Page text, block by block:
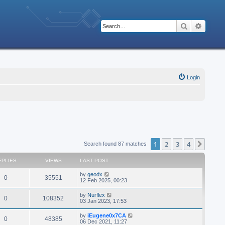
Search
Login
Search found 87 matches 1 2 3 4
VIEWS LAST POST
0 35551 by geodx
12 Feb 2025, 00:23
0 108352 by Nurflex
03 Jan 2023, 17:53
0 48385 by iEugene0x7CA
06 Dec 2021, 11:27